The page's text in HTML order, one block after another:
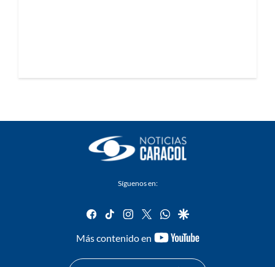
Síguenos en:
facebook
tiktok instagram
twitterwhatsapp
google
Más contenido en
youtube-